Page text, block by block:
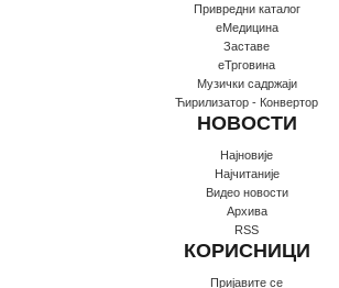
Привредни каталог
еМедицина
Заставе
еТрговина
Музички садржаји
Ћирилизатор - Конвертор
НОВОСТИ
Најновије
Најчитаније
Видео новости
Архива
RSS
КОРИСНИЦИ
Пријавите се